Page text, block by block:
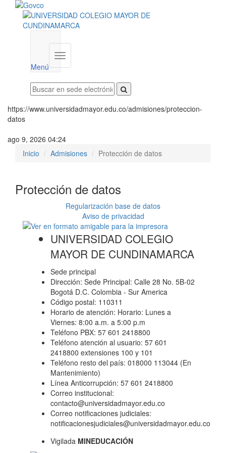
Menú
Menú
institucional
https://www.universidadmayor.edu.co/admisiones/proteccion-
datos
ago 9, 2026 04:24
Inicio
Admisiones Protección de datos
Protección de datos
Regularización base de datos
Aviso de privacidad
UNIVERSIDAD COLEGIO
MAYOR DE CUNDINAMARCA
Sede principal
Dirección: Sede Principal: Calle 28 No. 5B-02
Bogotá D.C. Colombia - Sur America
Código postal: 110311
Horario de atención: Horario: Lunes a
Viernes: 8:00 a.m. a 5:00 p.m
Teléfono PBX: 57 601 2418800
Teléfono atención al usuario: 57 601
2418800 extensiones 100 y 101
Teléfono resto del país: 018000 113044 (En
Mantenimiento)
Línea Anticorrupción: 57 601 2418800
Correo institucional:
contacto@universidadmayor.edu.co
Correo notificaciones judiciales:
notificacionesjudiciales@universidadmayor.edu.co
Vigilada MINEDUCACIÓN